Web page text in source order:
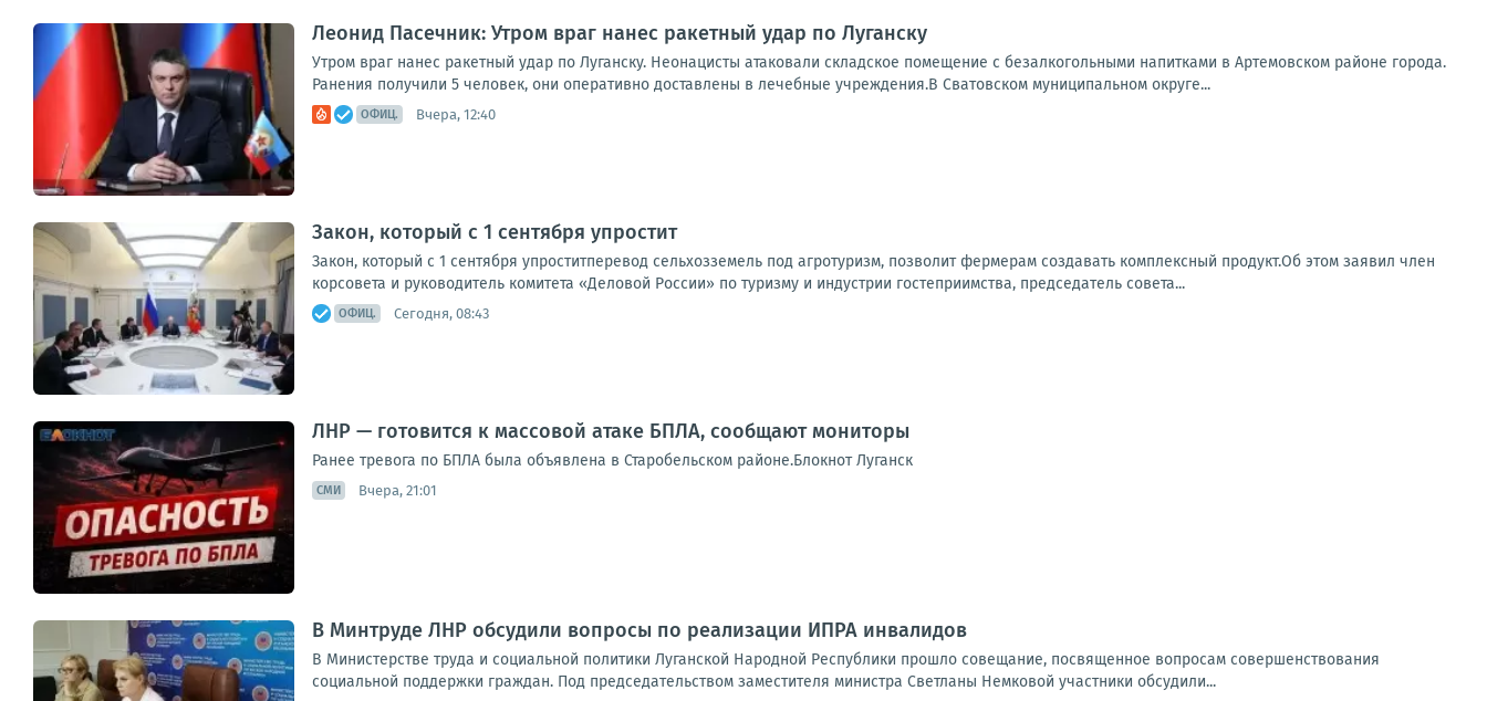
Леонид Пасечник: Утром враг нанес ракетный удар по Луганску
Утром враг нанес ракетный удар по Луганску. Неонацисты атаковали складское помещение с безалкогольными напитками в Артемовском районе города.
Ранения получили 5 человек, они оперативно доставлены в лечебные учреждения.В Сватовском муниципальном округе...
ОФИЦ. Вчера, 12:40
Закон, который с 1 сентября упростит
Закон, который с 1 сентября упроститперевод сельхозземель под агротуризм, позволит фермерам создавать комплексный продукт.Об этом заявил член
корсовета и руководитель комитета «Деловой России» по туризму и индустрии гостеприимства, председатель совета...
ОФИЦ. Сегодня, 08:43
ЛНР — готовится к массовой атаке БПЛА, сообщают мониторы
Ранее тревога по БПЛА была объявлена в Старобельском районе.Блокнот Луганск
СМИ Вчера, 21:01
В Минтруде ЛНР обсудили вопросы по реализации ИПРА инвалидов
В Министерстве труда и социальной политики Луганской Народной Республики прошло совещание, посвященное вопросам совершенствования
социальной поддержки граждан. Под председательством заместителя министра Светланы Немковой участники обсудили...